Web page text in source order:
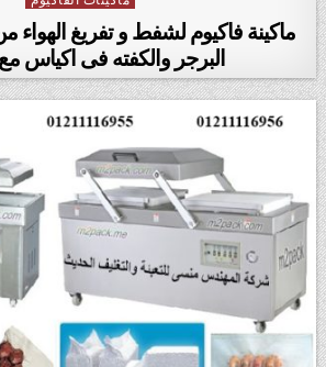
ماكينة فاكيوم لشفط و تفريغ الهواء
البرجر والكفته فى اكياس